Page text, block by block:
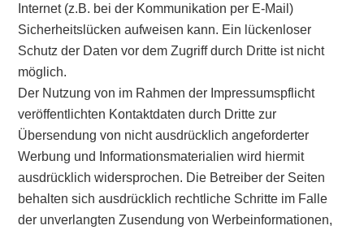
Internet (z.B. bei der Kommunikation per E-Mail)
Sicherheitslücken aufweisen kann. Ein lückenloser
Schutz der Daten vor dem Zugriff durch Dritte ist nicht
möglich.
Der Nutzung von im Rahmen der Impressumspflicht
veröffentlichten Kontaktdaten durch Dritte zur
Übersendung von nicht ausdrücklich angeforderter
Werbung und Informationsmaterialien wird hiermit
ausdrücklich widersprochen. Die Betreiber der Seiten
behalten sich ausdrücklich rechtliche Schritte im Falle
der unverlangten Zusendung von Werbeinformationen,